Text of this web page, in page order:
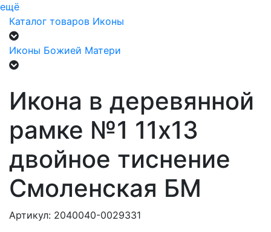
ещё
Каталог товаров Иконы
Иконы Божией Матери
Икона в деревянной
рамке №1 11х13
двойное тиснение
Смоленская БМ
Артикул: 2040040-0029331